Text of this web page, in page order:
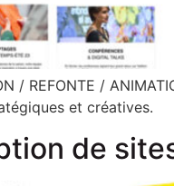
/ REFONTE /
et créatives.
de